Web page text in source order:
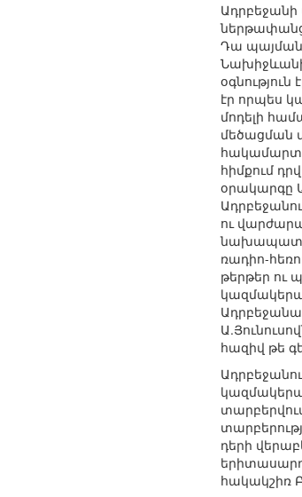
Ադրբեջանի
Դա
էր որպես
մոդելի
մեծացման
հիմքում
օրակարգը
ու
ռադիո-
թերթեր ու
հազիվ թե
դերի
հակակշիռ